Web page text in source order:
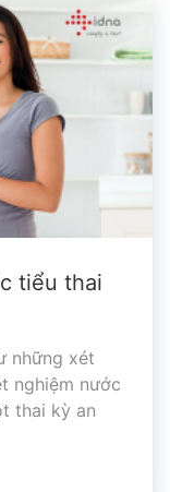
tiểu thai
những xét
nghiệm nước
thai kỳ an